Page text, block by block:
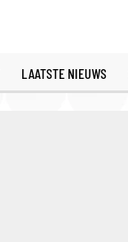
LAATSTE NIEUWS